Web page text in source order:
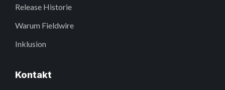
Release Historie
Warum Fieldwire
Inklusion
Kontakt